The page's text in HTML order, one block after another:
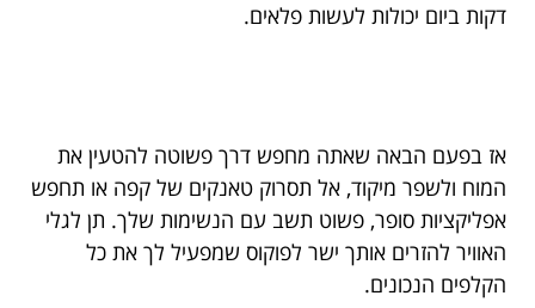
דקות ביום יכולות לעשות פלאים.
אז בפעם הבאה שאתה מחפש דרך פשוטה להטעין את
המוח ולשפר מיקוד, אל תסרוק טאנקים של קפה או תחפש
אפליקציות סופר, פשוט תשב עם הנשימות שלך. תן לגלי
האוויר להזרים אותך ישר לפוקוס שמפעיל לך את כל
הקלפים הנכונים.